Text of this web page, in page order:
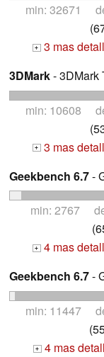
min: 32671
+ 3 mas
3DMark- 3DMark
min: 10608
+ 3 mas
Geekbench 6.7-
min: 2767
+ 4 mas
Geekbench 6.7-
min: 11447
+ 4 mas